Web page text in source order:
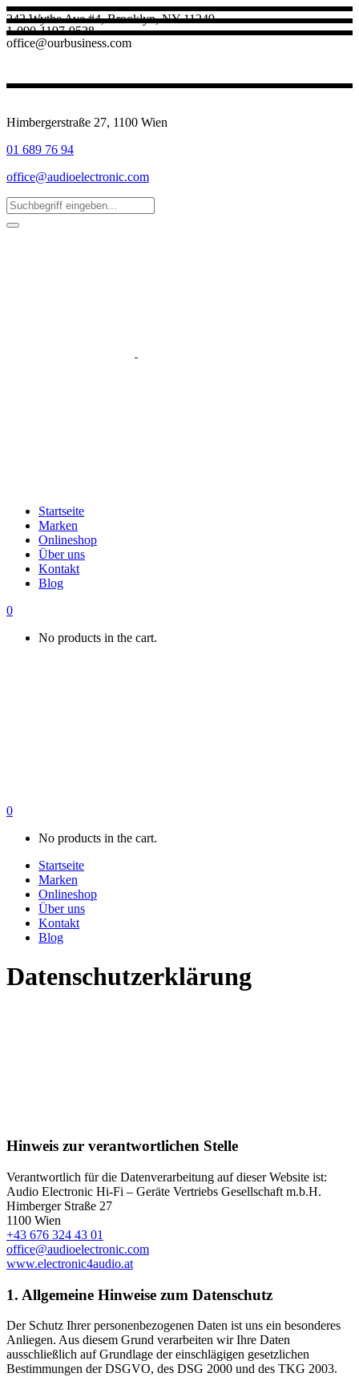
242 Wythe Ave #4, Brooklyn, NY 11249
1-090-1197-9528
office@ourbusiness.com
Himbergerstraße 27, 1100 Wien
01 689 76 94
office@audioelectronic.com
Startseite
Marken
Onlineshop
Über uns
Kontakt
Blog
0
No products in the cart.
0
No products in the cart.
Startseite
Marken
Onlineshop
Über uns
Kontakt
Blog
Datenschutz­erklärung
Hinweis zur verantwortlichen Stelle
Verantwortlich für die Datenverarbeitung auf dieser Website ist:
Audio Electronic Hi-Fi – Geräte Vertriebs Gesellschaft m.b.H.
Himberger Straße 27
1100 Wien
+43 676 324 43 01
office@audioelectronic.com
www.electronic4audio.at
1. Allgemeine Hinweise zum Datenschutz
Der Schutz Ihrer personenbezogenen Daten ist uns ein besonderes
Anliegen. Aus diesem Grund verarbeiten wir Ihre Daten
ausschließlich auf Grundlage der einschlägigen gesetzlichen
Bestimmungen der DSGVO, des DSG 2000 und des TKG 2003.